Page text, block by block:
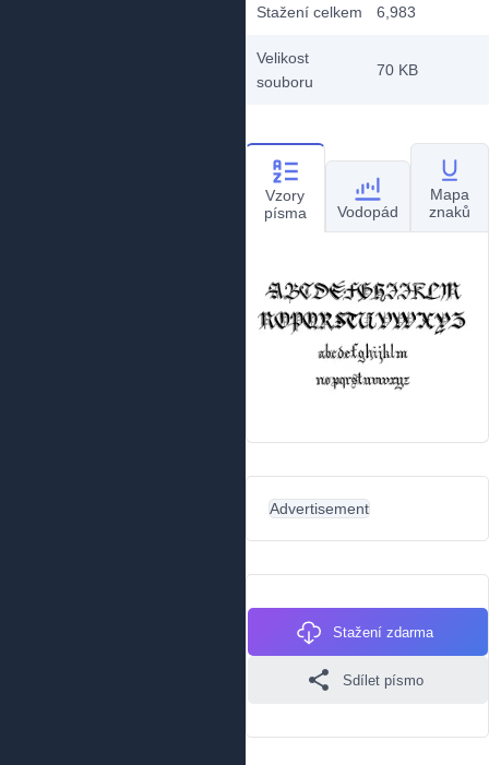
Stažení celkem 6,983
Velikost
souboru
70 KB
Vzory
písma
Vodopád
Mapa
znaků
Advertisement
Stažení zdarma
Sdílet písmo